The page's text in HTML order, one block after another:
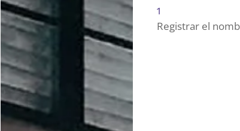
1
Registrar el